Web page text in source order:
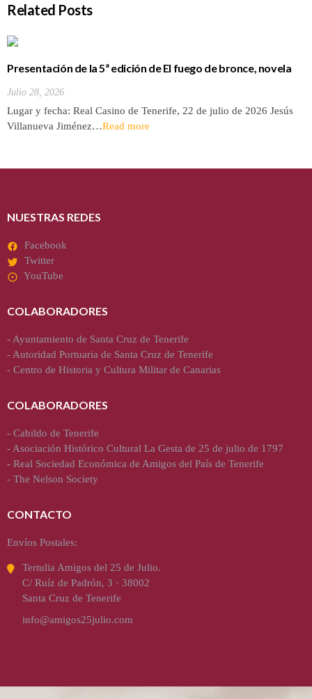
Related Posts
Presentación de la 5ª edición de El fuego de bronce, novela
Julio 28, 2026
Lugar y fecha: Real Casino de Tenerife, 22 de julio de 2026 Jesús
Villanueva Jiménez…Read more
NUESTRAS REDES
Facebook
Twitter
YouTube
COLABORADORES
-Ayuntamiento de Santa Cruz de Tenerife
-Autoridad Portuaria de Santa Cruz de Tenerife
- Centro de Historia y Cultura Militar de Canarias
COLABORADORES
- Cabildo de Tenerife
-Asociación Histórico Cultural La Gesta de 25 de julio de 1797
- Real Sociedad Económica de Amigos del País de Tenerife
- The Nelson Society
CONTACTO
Envíos Postales:
Tertulia Amigos del 25 de Julio.
C/ Ruíz de Padrón, 3 · 38002
Santa Cruz de Tenerife
info@amigos25julio.com